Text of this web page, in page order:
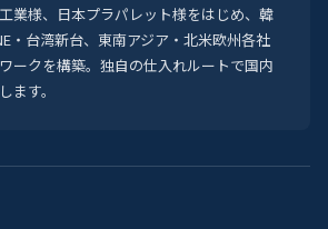
業様、日本プラパレット様をはじめ、韓
・台湾新台、東南アジア・北米欧州各社
ークを構築。独自の仕入れルートで国内
ます。